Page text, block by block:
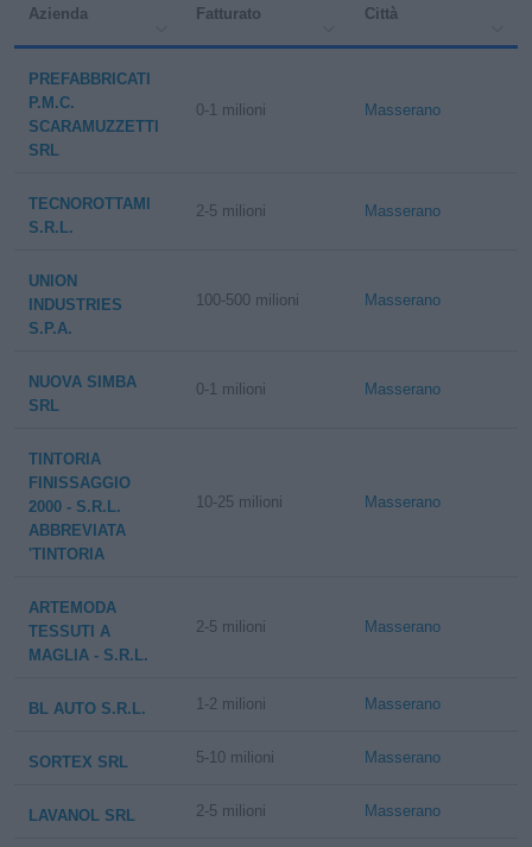
Azienda Fatturato Città
PREFABBRICATI
P.M.C.
SCARAMUZZETTI
SRL
0-1 milioni Masserano
TECNOROTTAMI
S.R.L.
2-5 milioni Masserano
UNION
INDUSTRIES
S.P.A.
100-500 milioni Masserano
NUOVA SIMBA
SRL
0-1 milioni Masserano
TINTORIA
FINISSAGGIO
2000 - S.R.L.
ABBREVIATA
'TINTORIA
10-25 milioni Masserano
ARTEMODA
TESSUTI A
MAGLIA - S.R.L.
2-5 milioni Masserano
BL AUTO S.R.L. 1-2 milioni Masserano
SORTEX SRL 5-10 milioni Masserano
LAVANOL SRL 2-5 milioni Masserano